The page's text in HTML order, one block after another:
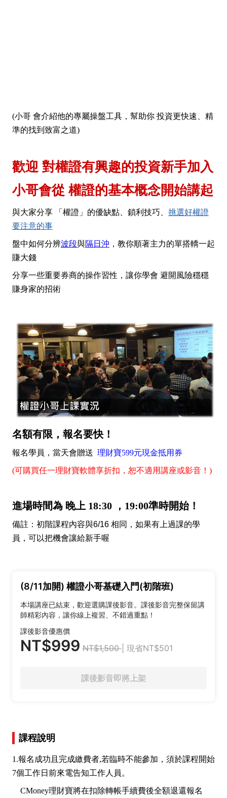
(小哥 會介紹他的專屬操盤工具，幫助你 投資更快速、精
準的找到致富之道)
歡迎 對權證有興趣的投資新手加入
小哥會從 權證的基本概念開始講起
與大家分享 「權證」的優缺點、鎖利技巧、 挑選好權證
要注意的事
盤中如何分辨波段與隔日沖 ，教你順著主力的單搭轎一起
賺大錢
分享一些重要券商的操作習性，讓你學會 避開風險穩穩
賺身家的招術
名額有限，報名要快！
報名學員，當天會贈送 理財寶599元現金抵用券
(可購買任一理財寶軟體享折扣，恕不適用講座或影音！)
進場時間為 晚上 18:30 ，19:00準時開始！
備註：初階課程內容與6/16 相同，如果有上過課的學
員，可以把機會讓給新手喔
(8/11加開) 權證小哥基礎入門(初階班)
本場講座已結束，歡迎選購課後影音。課後影音完整保留講
師精彩內容，讓你線上複習、不錯過重點！
課後影音優惠價
NT$999 NT$1,500 | 現省NT$501
課後影音即將上架
課程說明
1.報名成功且完成繳費者,若臨時不能參加，須於課程開始
7個工作日前來電告知工作人員。
CMoney理財寶將在扣除轉帳手續費後全額退還報名